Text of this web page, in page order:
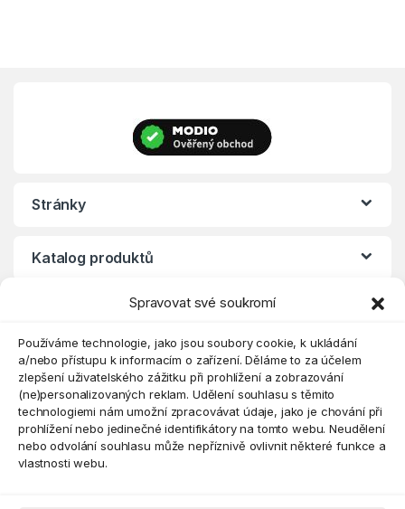
Spravovat své soukromí
Používáme technologie, jako jsou soubory cookie, k ukládání
a/nebo přístupu k informacím o zařízení. Děláme to za účelem
zlepšení uživatelského zážitku při prohlížení a zobrazování
(ne)personalizovaných reklam. Udělení souhlasu s těmito
technologiemi nám umožní zpracovávat údaje, jako je chování při
prohlížení nebo jedinečné identifikátory na tomto webu. Neudělení
nebo odvolání souhlasu může nepříznivě ovlivnit některé funkce a
vlastnosti webu.
Stránky
Katalog produktů